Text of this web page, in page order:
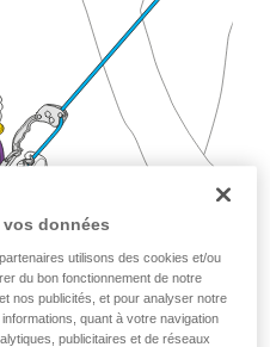
données
utilisons des cookies et/ou
du bon fonctionnement de notre
nos publicités, et pour analyser notre
quant à votre navigation
publicitaires et de réseaux